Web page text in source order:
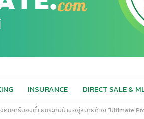
INSURANCE DIRECT SALE &
มคาร์บอนต่ำ ยกระดับบ้านอยู่สบายด้วย “Ultimate